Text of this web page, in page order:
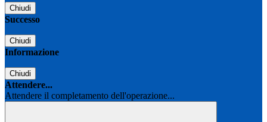
Chiudi
Successo
Chiudi
Informazione
Chiudi
Attendere...
Attendere il completamento dell'operazione...